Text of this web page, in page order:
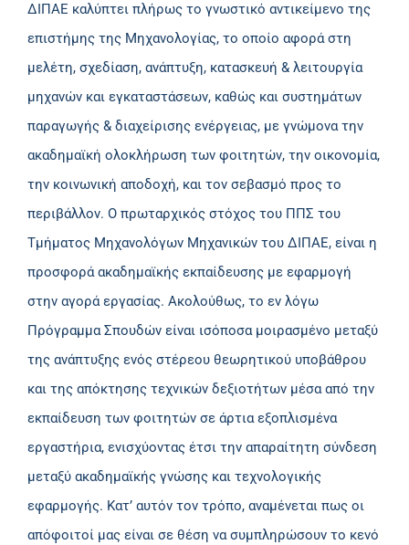
ΔΙΠΑΕ καλύπτει πλήρως το γνωστικό αντικείμενο της
επιστήμης της Μηχανολογίας, το οποίο αφορά στη
μελέτη, σχεδίαση, ανάπτυξη, κατασκευή & λειτουργία
μηχανών και εγκαταστάσεων, καθώς και συστημάτων
παραγωγής & διαχείρισης ενέργειας, με γνώμονα την
ακαδημαϊκή ολοκλήρωση των φοιτητών, την οικονομία,
την κοινωνική αποδοχή, και τον σεβασμό προς το
περιβάλλον. Ο πρωταρχικός στόχος του ΠΠΣ του
Τμήματος Μηχανολόγων Μηχανικών του ΔΙΠΑΕ, είναι η
προσφορά ακαδημαϊκής εκπαίδευσης με εφαρμογή
στην αγορά εργασίας. Ακολούθως, το εν λόγω
Πρόγραμμα Σπουδών είναι ισόποσα μοιρασμένο μεταξύ
της ανάπτυξης ενός στέρεου θεωρητικού υποβάθρου
και της απόκτησης τεχνικών δεξιοτήτων μέσα από την
εκπαίδευση των φοιτητών σε άρτια εξοπλισμένα
εργαστήρια, ενισχύοντας έτσι την απαραίτητη σύνδεση
μεταξύ ακαδημαϊκής γνώσης και τεχνολογικής
εφαρμογής. Κατ’ αυτόν τον τρόπο, αναμένεται πως οι
απόφοιτοί μας είναι σε θέση να συμπληρώσουν το κενό